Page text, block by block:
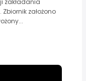
zakładania
założono